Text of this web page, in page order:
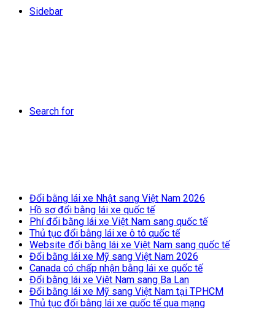
Sidebar
Search for
Đổi bằng lái xe Nhật sang Việt Nam 2026
Hồ sơ đổi bằng lái xe quốc tế
Phí đổi bằng lái xe Việt Nam sang quốc tế
Thủ tục đổi bằng lái xe ô tô quốc tế
Website đổi bằng lái xe Việt Nam sang quốc tế
Đổi bằng lái xe Mỹ sang Việt Nam 2026
Canada có chấp nhận bằng lái xe quốc tế
Đổi bằng lái xe Việt Nam sang Ba Lan
Đổi bằng lái xe Mỹ sang Việt Nam tại TPHCM
Thủ tục đổi bằng lái xe quốc tế qua mạng